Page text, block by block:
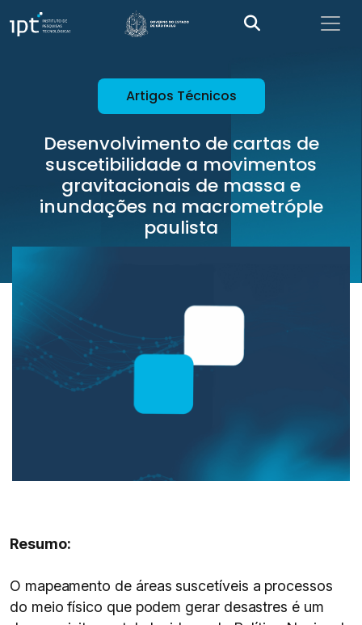
Artigos Técnicos
Desenvolvimento de cartas de
suscetibilidade a movimentos
gravitacionais de massa e
inundações na macrometróple
paulista
Resumo:
O mapeamento de áreas suscetíveis a processos
do meio físico que podem gerar desastres é um